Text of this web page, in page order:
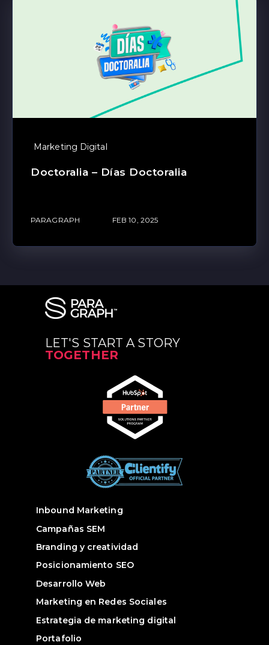
Marketing Digital
Doctoralia – Días Doctoralia
PARAGRAPH FEB 10, 2025
LET'S START A STORY
TOGETHER
Inbound Marketing
Campañas SEM
Branding y creatividad
Posicionamiento SEO
Desarrollo Web
Marketing en Redes Sociales
Estrategia de marketing digital
Portafolio